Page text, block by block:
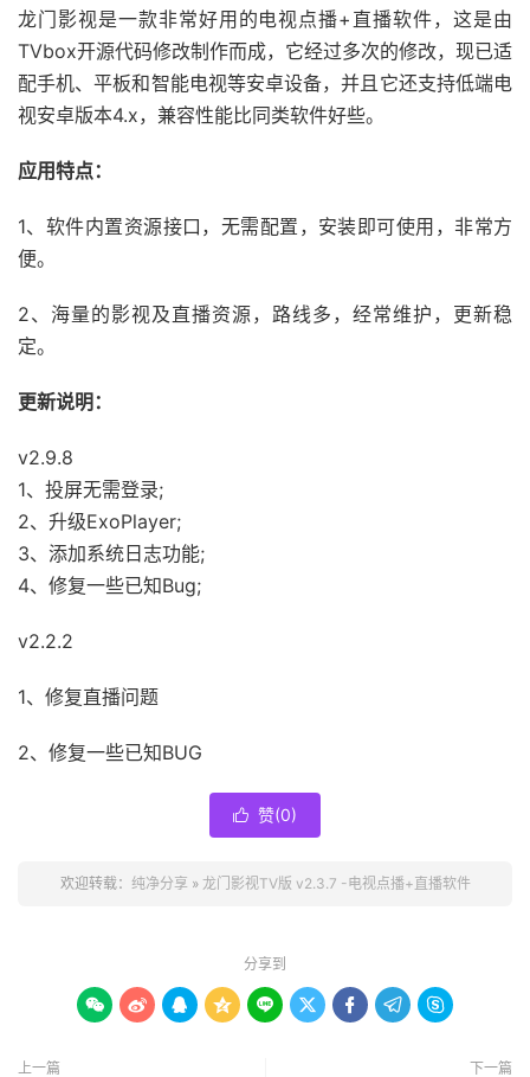
龙门影视是一款非常好用的电视点播+直播软件，这是由
TVbox开源代码修改制作而成，它经过多次的修改，现已适
配手机、平板和智能电视等安卓设备，并且它还支持低端电
视安卓版本4.x，兼容性能比同类软件好些。
应用特点：
1、软件内置资源接口，无需配置，安装即可使用，非常方
便。
2、海量的影视及直播资源，路线多，经常维护，更新稳
定。
更新说明：
v2.9.8
1、投屏无需登录;
2、升级ExoPlayer;
3、添加系统日志功能;
4、修复一些已知Bug;
v2.2.2
1、修复直播问题
2、修复一些已知BUG
 赞(0)
欢迎转载： 纯净分享 » 龙门影视TV版 v2.3.7 -电视点播+直播软件
分享到
        
上一篇 下一篇